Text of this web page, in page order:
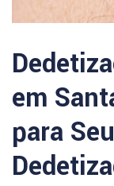
em
para